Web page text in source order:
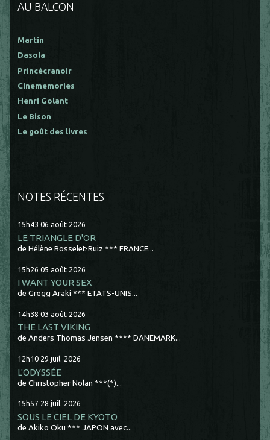
AU BALCON
Martin
Dasola
Princécranoir
Cinememories
Henri Golant
Le Bison
Le goût des livres
NOTES RÉCENTES
15h43 06 août 2026
LE TRIANGLE D'OR
de Hélène Rosselet-Ruiz *** FRANCE...
15h26 05 août 2026
I WANT YOUR SEX
de Gregg Araki *** ETATS-UNIS...
14h38 03 août 2026
THE LAST VIKING
de Anders Thomas Jensen **** DANEMARK...
12h10 29 juil. 2026
L'ODYSSÉE
de Christopher Nolan ***(*)...
15h57 28 juil. 2026
SOUS LE CIEL DE KYOTO
de Akiko Oku *** JAPON avec...